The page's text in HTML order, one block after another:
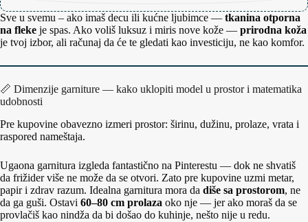
Sve u svemu – ako imaš decu ili kućne ljubimce — tkanina otporna
na fleke je spas. Ako voliš luksuz i miris nove kože — prirodna koža
je tvoj izbor, ali računaj da će te gledati kao investiciju, ne kao komfor.
📏 Dimenzije garniture — kako uklopiti model u prostor i matematika
udobnosti
Pre kupovine obavezno izmeri prostor: širinu, dužinu, prolaze, vrata i
raspored nameštaja.
Ugaona garnitura izgleda fantastično na Pinterestu — dok ne shvatiš
da frižider više ne može da se otvori. Zato pre kupovine uzmi metar,
papir i zdrav razum. Idealna garnitura mora da diše sa prostorom, ne
da ga guši. Ostavi 60–80 cm prolaza oko nje — jer ako moraš da se
provlačiš kao nindža da bi došao do kuhinje, nešto nije u redu.